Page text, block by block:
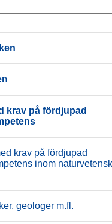
krav på fördjupad
krav på fördjupad
inom
geologer m.fl.